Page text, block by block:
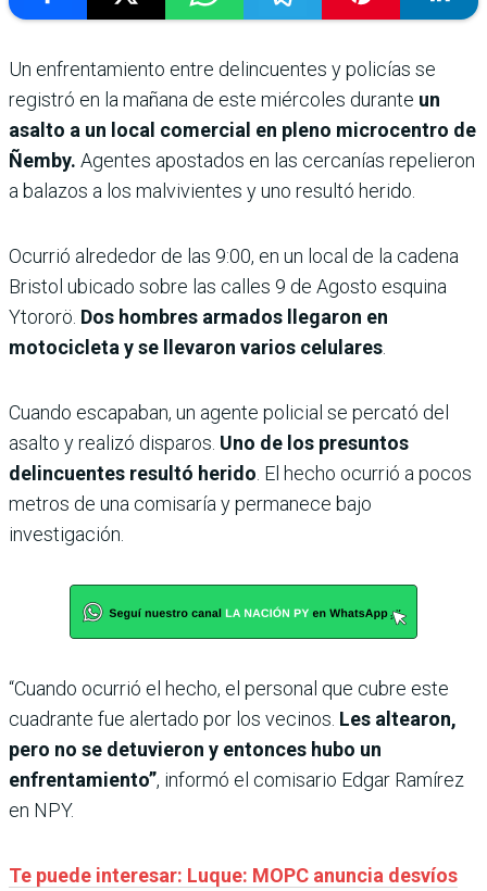
Un enfrentamiento entre delincuentes y policías se
registró en la mañana de este miércoles durante un
asalto a un local comercial en pleno microcentro de
Ñemby. Agentes apostados en las cercanías repelieron
a balazos a los malvivientes y uno resultó herido.
Ocurrió alrededor de las 9:00, en un local de la cadena
Bristol ubicado sobre las calles 9 de Agosto esquina
Ytororö. Dos hombres armados llegaron en
motocicleta y se llevaron varios celulares.
Cuando escapaban, un agente policial se percató del
asalto y realizó disparos. Uno de los presuntos
delincuentes resultó herido. El hecho ocurrió a pocos
metros de una comisaría y permanece bajo
investigación.
“Cuando ocurrió el hecho, el personal que cubre este
cuadrante fue alertado por los vecinos. Les altearon,
pero no se detuvieron y entonces hubo un
enfrentamiento”, informó el comisario Edgar Ramírez
en NPY.
Te puede interesar: Luque: MOPC anuncia desvíos